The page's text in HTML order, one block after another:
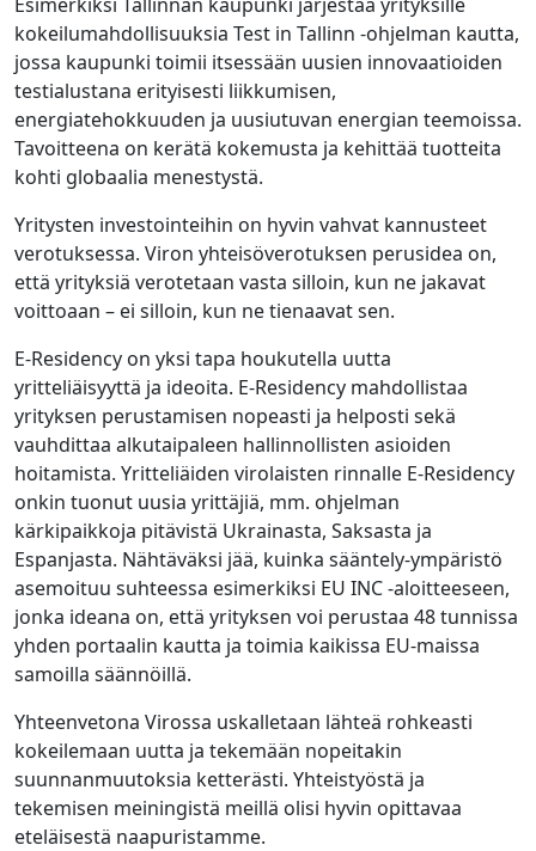
kokeilumahdollisuuksia Test in Tallinn -ohjelman kautta,
jossa kaupunki toimii itsessään uusien innovaatioiden
testialustana erityisesti liikkumisen,
energiatehokkuuden ja uusiutuvan energian teemoissa.
Tavoitteena on kerätä kokemusta ja kehittää tuotteita
kohti globaalia menestystä.
Yritysten investointeihin on hyvin vahvat kannusteet
verotuksessa. Viron yhteisöverotuksen perusidea on,
että yrityksiä verotetaan vasta silloin, kun ne jakavat
voittoaan – ei silloin, kun ne tienaavat sen.
E-Residency on yksi tapa houkutella uutta
yritteliäisyyttä ja ideoita. E-Residency mahdollistaa
yrityksen perustamisen nopeasti ja helposti sekä
vauhdittaa alkutaipaleen hallinnollisten asioiden
hoitamista. Yritteliäiden virolaisten rinnalle E-Residency
onkin tuonut uusia yrittäjiä, mm. ohjelman
kärkipaikkoja pitävistä Ukrainasta, Saksasta ja
Espanjasta. Nähtäväksi jää, kuinka sääntely-ympäristö
asemoituu suhteessa esimerkiksi EU INC -aloitteeseen,
jonka ideana on, että yrityksen voi perustaa 48 tunnissa
yhden portaalin kautta ja toimia kaikissa EU-maissa
samoilla säännöillä.
Yhteenvetona Virossa uskalletaan lähteä rohkeasti
kokeilemaan uutta ja tekemään nopeitakin
suunnanmuutoksia ketterästi. Yhteistyöstä ja
tekemisen meiningistä meillä olisi hyvin opittavaa
eteläisestä naapuristamme.